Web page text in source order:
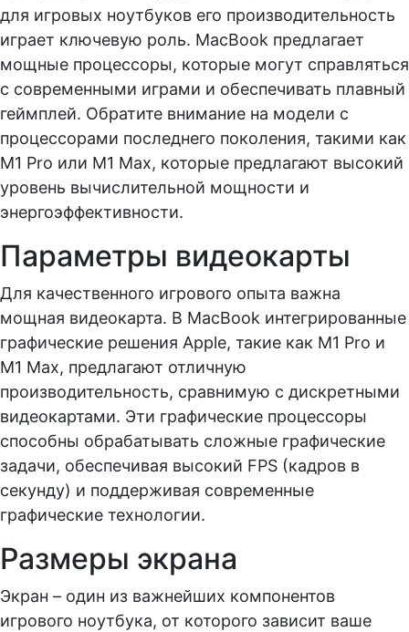
для игровых ноутбуков его производительность
играет ключевую роль. MacBook предлагает
мощные процессоры, которые могут справляться
с современными играми и обеспечивать плавный
геймплей. Обратите внимание на модели с
процессорами последнего поколения, такими как
M1 Pro или M1 Max, которые предлагают высокий
уровень вычислительной мощности и
энергоэффективности.
Параметры видеокарты
Для качественного игрового опыта важна
мощная видеокарта. В MacBook интегрированные
графические решения Apple, такие как M1 Pro и
M1 Max, предлагают отличную
производительность, сравнимую с дискретными
видеокартами. Эти графические процессоры
способны обрабатывать сложные графические
задачи, обеспечивая высокий FPS (кадров в
секунду) и поддерживая современные
графические технологии.
Размеры экрана
Экран – один из важнейших компонентов
игрового ноутбука, от которого зависит ваше